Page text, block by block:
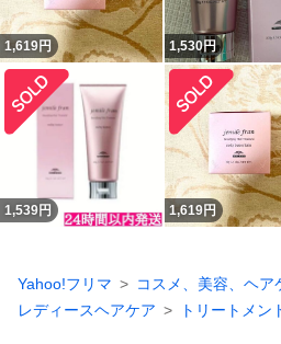
1,619円 1,530円
1,539円 1,619円
Yahoo!フリマ
コスメ、美容、ヘア
レディースヘアケア
トリートメン